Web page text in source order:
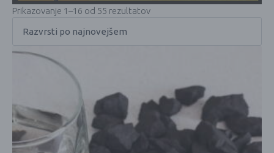
Prikazovanje 1–16 od 55 rezultatov